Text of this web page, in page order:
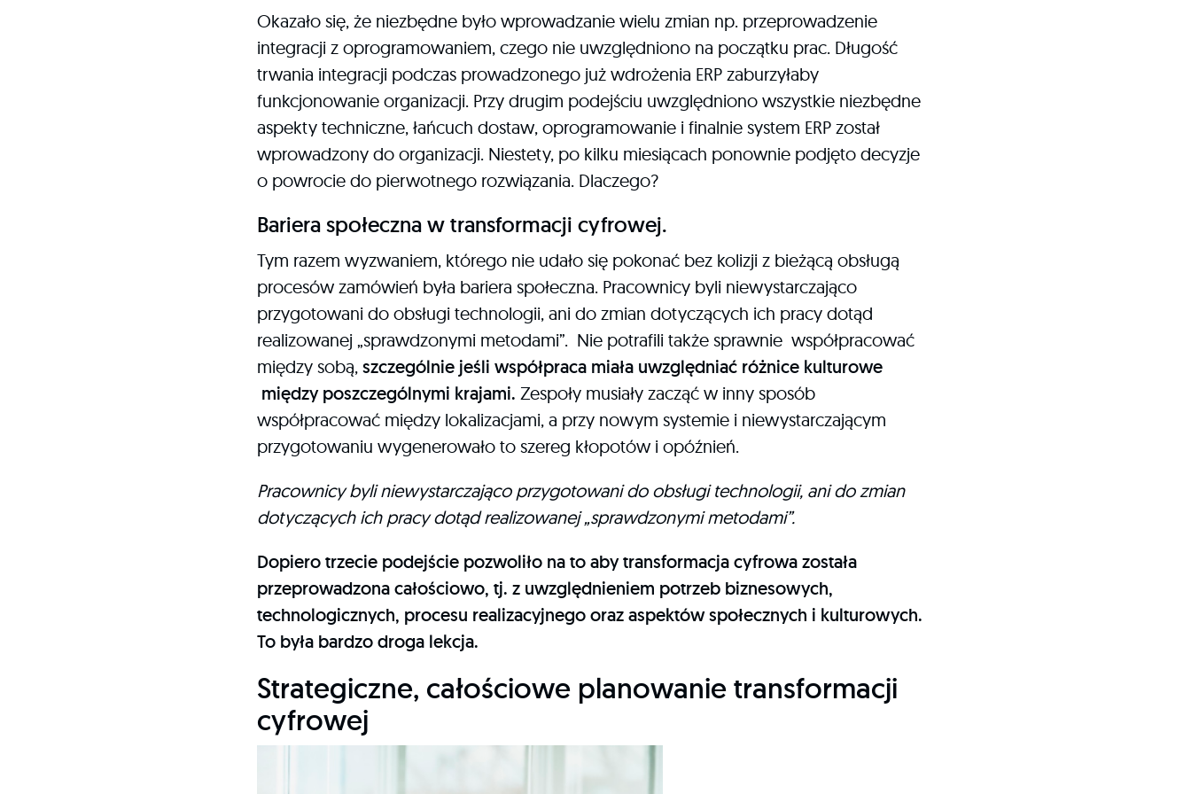
Okazało się, że niezbędne było wprowadzanie wielu zmian np. przeprowadzenie
integracji z oprogramowaniem, czego nie uwzględniono na początku prac. Długość
trwania integracji podczas prowadzonego już wdrożenia ERP zaburzyłaby
funkcjonowanie organizacji. Przy drugim podejściu uwzględniono wszystkie niezbędne
aspekty techniczne, łańcuch dostaw, oprogramowanie i finalnie system ERP został
wprowadzony do organizacji. Niestety, po kilku miesiącach ponownie podjęto decyzje
o powrocie do pierwotnego rozwiązania. Dlaczego?
Bariera społeczna w transformacji cyfrowej.
Tym razem wyzwaniem, którego nie udało się pokonać bez kolizji z bieżącą obsługą
procesów zamówień była bariera społeczna. Pracownicy byli niewystarczająco
przygotowani do obsługi technologii, ani do zmian dotyczących ich pracy dotąd
realizowanej „sprawdzonymi metodami”. Nie potrafili także sprawnie współpracować
między sobą, szczególnie jeśli współpraca miała uwzględniać różnice kulturowe
między poszczególnymi krajami. Zespoły musiały zacząć w inny sposób
współpracować między lokalizacjami, a przy nowym systemie i niewystarczającym
przygotowaniu wygenerowało to szereg kłopotów i opóźnień.
Pracownicy byli niewystarczająco przygotowani do obsługi technologii, ani do zmian
dotyczących ich pracy dotąd realizowanej „sprawdzonymi metodami”.
Dopiero trzecie podejście pozwoliło na to aby transformacja cyfrowa została
przeprowadzona całościowo, tj. z uwzględnieniem potrzeb biznesowych,
technologicznych, procesu realizacyjnego oraz aspektów społecznych i kulturowych.
To była bardzo droga lekcja.
Strategiczne, całościowe planowanie transformacji
cyfrowej